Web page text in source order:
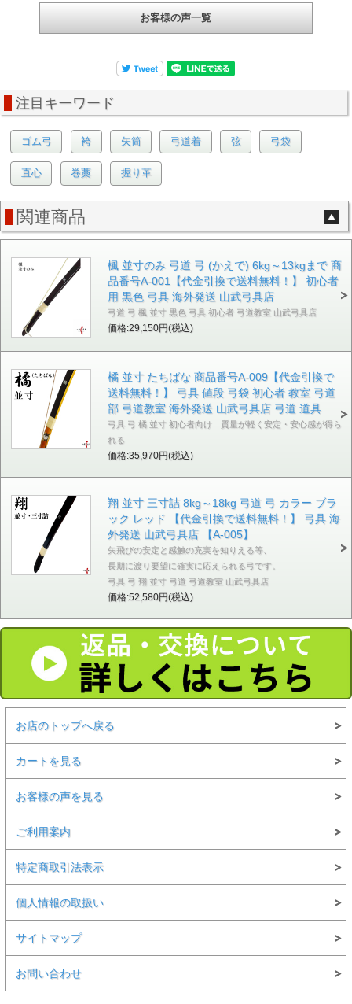
お客様の声一覧
注目キーワード
ゴム弓 袴 矢筒 弓道着 弦 弓袋
直心 巻藁 握り革
関連商品
楓 並寸のみ 弓道 弓 (かえで) 6kg～13kgまで 商
品番号A-001【代金引換で送料無料！】 初心者
用 黒色 弓具 海外発送 山武弓具店
弓道 弓 楓 並寸 黒色 弓具 初心者 弓道教室 山武弓具店
価格:29,150円(税込)
橘 並寸 たちばな 商品番号A-009【代金引換で
送料無料！】 弓具 値段 弓袋 初心者 教室 弓道
部 弓道教室 海外発送 山武弓具店 弓道 道具
弓具 弓 橘 並寸 初心者向け 質量が軽く安定・安心感が得ら
れる
価格:35,970円(税込)
翔 並寸 三寸詰 8kg～18kg 弓道 弓 カラー ブラ
ック レッド 【代金引換で送料無料！】 弓具 海
外発送 山武弓具店 【A-005】
矢飛びの安定と感触の充実を知りえる等、
長期に渡り要望に確実に応えられる弓です。
弓具 弓 翔 並寸 弓道 弓道教室 山武弓具店
価格:52,580円(税込)
お店のトップへ戻る
カートを見る
お客様の声を見る
ご利用案内
特定商取引法表示
個人情報の取扱い
サイトマップ
お問い合わせ